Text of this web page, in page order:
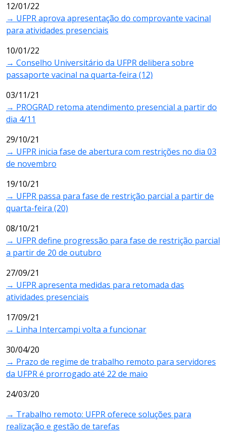
12/01/22
→ UFPR aprova apresentação do comprovante vacinal
para atividades presenciais
10/01/22
→ Conselho Universitário da UFPR delibera sobre
passaporte vacinal na quarta-feira (12)
03/11/21
→ PROGRAD retoma atendimento presencial a partir do
dia 4/11
29/10/21
→ UFPR inicia fase de abertura com restrições no dia 03
de novembro
19/10/21
→ UFPR passa para fase de restrição parcial a partir de
quarta-feira (20)
08/10/21
→ UFPR define progressão para fase de restrição parcial
a partir de 20 de outubro
27/09/21
→ UFPR apresenta medidas para retomada das
atividades presenciais
17/09/21
→ Linha Intercampi volta a funcionar
30/04/20
→ Prazo de regime de trabalho remoto para servidores
da UFPR é prorrogado até 22 de maio
24/03/20
→ Trabalho remoto: UFPR oferece soluções para
realização e gestão de tarefas